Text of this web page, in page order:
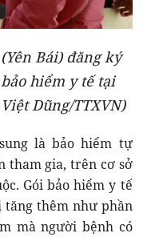
Bái) đăng ký
hiểm y tế tại
Dũng/TTXVN)
là bảo hiểm tự
tham gia, trên cơ sở
Gói bảo hiểm y tế
tăng thêm như phần
mà người bệnh có